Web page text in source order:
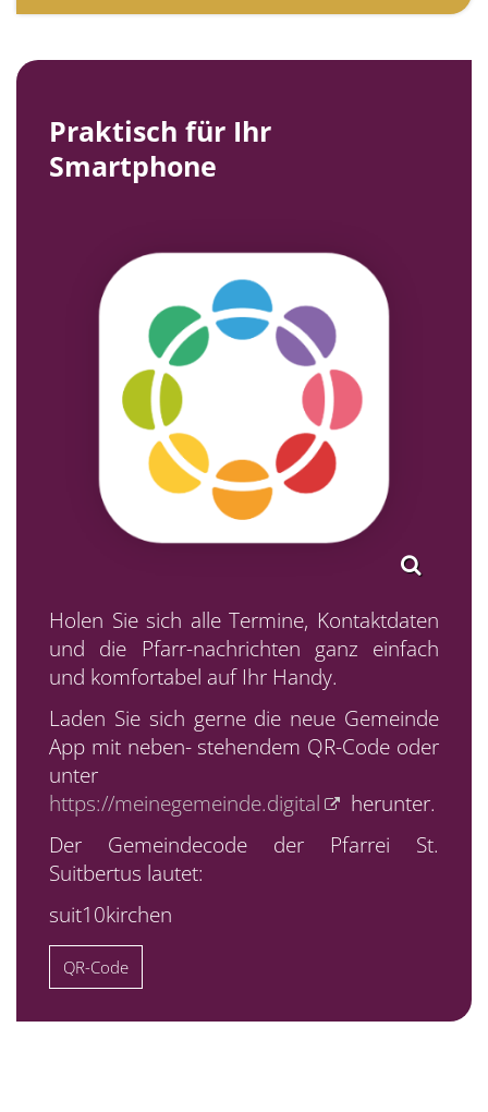
Praktisch für Ihr
Smartphone
Holen Sie sich alle Termine, Kontaktdaten
und die Pfarr-nachrichten ganz einfach
und komfortabel auf Ihr Handy.
Laden Sie sich gerne die neue Gemeinde
App mit neben- stehendem QR-Code oder
unter
https://meinegemeinde.digital
herunter.
Der Gemeindecode der Pfarrei St.
Suitbertus lautet:
suit10kirchen
QR-Code